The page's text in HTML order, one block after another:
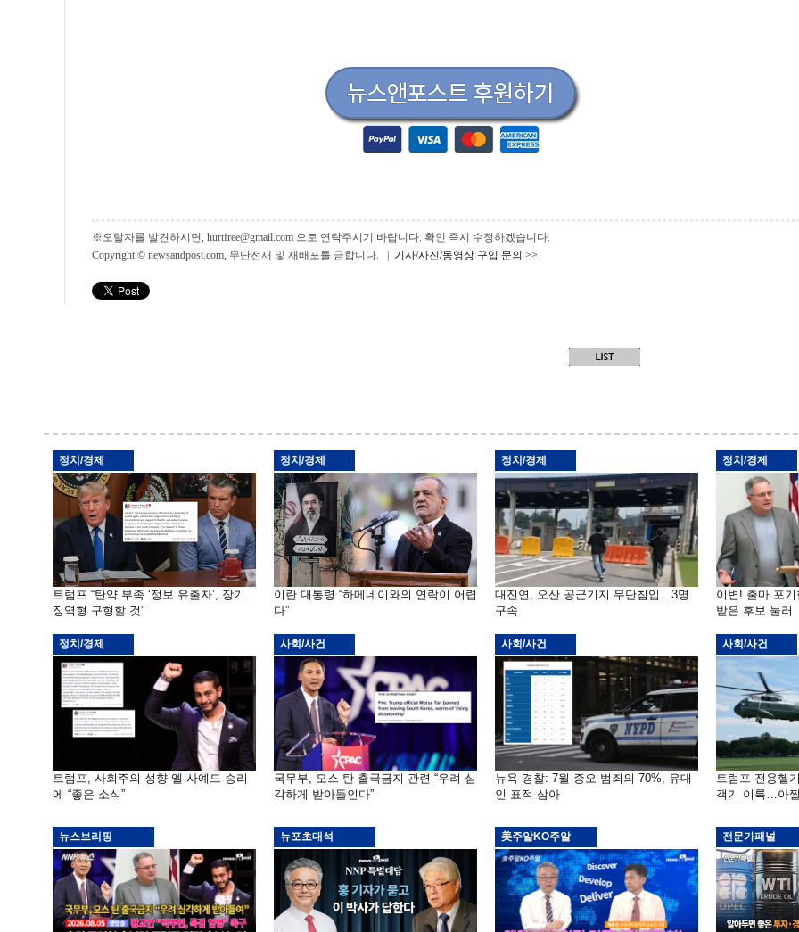
※오탈자를 발견하시면, hurtfree@gmail.com 으로 연락주시기 바랍니다. 확인 즉시 수정하겠습니다.
Copyright © newsandpost.com, 무단전재 및 재배포를 금합니다. | 기사/사진/동영상 구입 문의 >>
정치/경제
트럼프 “탄약 부족 ‘정보 유출자’, 장기
징역형 구형할 것”
정치/경제
이란 대통령 “하메네이와의 연락이 어렵
다”
정치/경제
대진연, 오산 공군기지 무단침입…3명
구속
정치/경제
이변! 출마 포
받은 후보 눌러
정치/경제
트럼프, 사회주의 성향 엘-사예드 승리
에 “좋은 소식”
사회/사건
국무부, 모스 탄 출국금지 관련 “우려 심
각하게 받아들인다”
사회/사건
뉴욕 경찰: 7월 증오 범죄의 70%, 유대
인 표적 삼아
사회/사건
트럼프 전용헬
객기 이륙…아
뉴스브리핑 뉴포초대석 美주알KO주알 전문가패널